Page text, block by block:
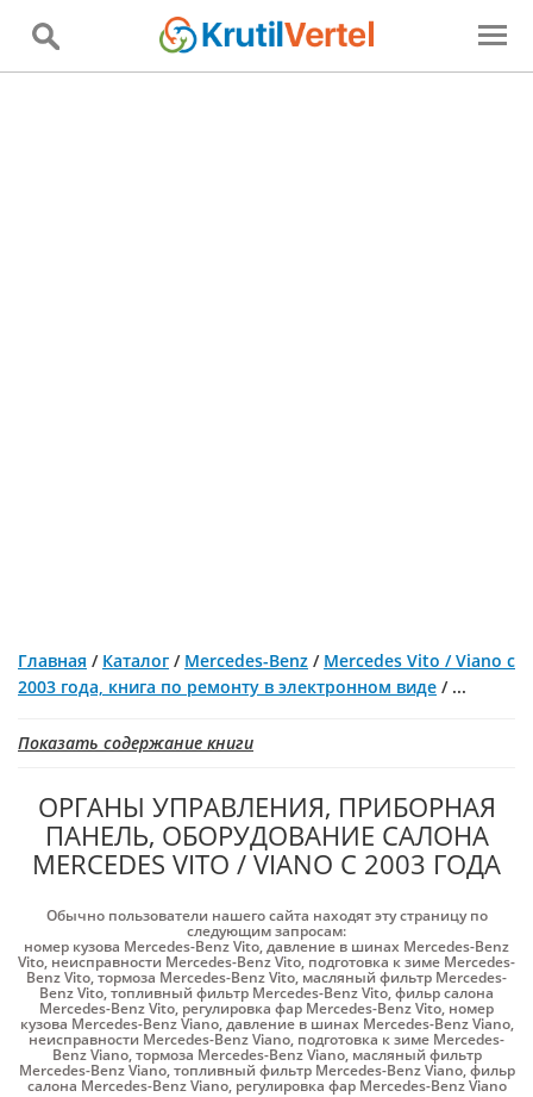
Главная / Каталог / Mercedes-Benz / Mercedes Vito / Viano с
2003 года, книга по ремонту в электронном виде / ...
Показать содержание книги
ОРГАНЫ УПРАВЛЕНИЯ, ПРИБОРНАЯ
ПАНЕЛЬ, ОБОРУДОВАНИЕ САЛОНА
MERCEDES VITO / VIANO С 2003 ГОДА
Обычно пользователи нашего сайта находят эту страницу по
следующим запросам:
номер кузова Mercedes-Benz Vito,давление в шинах Mercedes-Benz
Vito, неисправности Mercedes-Benz Vito, подготовка к зиме Mercedes-
Benz Vito,тормоза Mercedes-Benz Vito, масляный фильтр Mercedes-
Benz Vito,топливный фильтр Mercedes-Benz Vito,фильр салона
Mercedes-Benz Vito, регулировка фар Mercedes-Benz Vito, номер
кузова Mercedes-Benz Viano,давление в шинах Mercedes-Benz Viano,
неисправности Mercedes-Benz Viano, подготовка к зиме Mercedes-
Benz Viano,тормоза Mercedes-Benz Viano, масляный фильтр
Mercedes-Benz Viano,топливный фильтр Mercedes-Benz Viano,фильр
салона Mercedes-Benz Viano, регулировка фар Mercedes-Benz Viano